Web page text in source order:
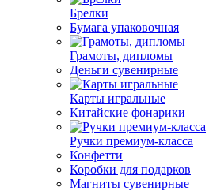
Брелки
Бумага упаковочная
Грамоты, дипломы
Деньги сувенирные
Карты игральные
Китайские фонарики
Ручки премиум-класса
Конфетти
Коробки для подарков
Магниты сувенирные